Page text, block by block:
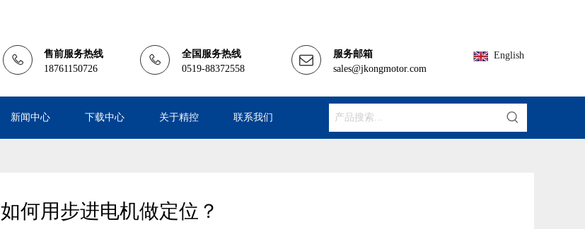
售前服务热线
18761150726
全国服务热线
0519-88372558
服务邮箱
sales@jkongmotor.com
English
新闻中心 下载中心 关于精控 联系我们
如何用步进电机做定位？